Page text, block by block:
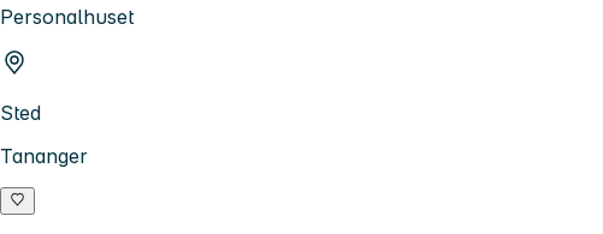
Personalhuset
Sted
Tananger